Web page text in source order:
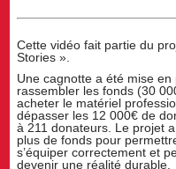
Cette vidéo fait partie du
Stories ».
Une cagnotte a été mise
rassembler les fonds (30
acheter le matériel
dépasser les 12 000€ de
à 211 donateurs. Le projet
plus de fonds pour
s’équiper correctement et
devenir une réalité durable.